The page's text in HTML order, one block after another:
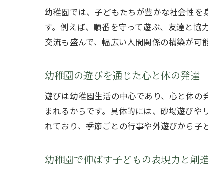
幼稚園では、子どもたちが豊かな社会性
す。例えば、順番を守って遊ぶ、友達と
交流も盛んで、幅広い人間関係の構築が可
幼稚園の遊びを通じた心と体の発達
遊びは幼稚園生活の中心であり、心と体
まれるからです。具体的には、砂場遊び
れており、季節ごとの行事や外遊びから子
幼稚園で伸ばす子どもの表現力と創